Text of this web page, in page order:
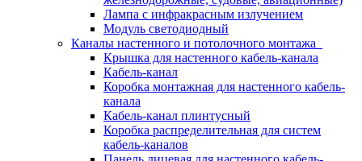
Лампа с инфракрасным излучением
Модуль светодиодный
Каналы настенного и потолочного монтажа
Крышка для настенного кабель-канала
Кабель-канал
Коробка монтажная для настенного кабель-
канала
Кабель-канал плинтусный
Коробка распределительная для систем
кабель-каналов